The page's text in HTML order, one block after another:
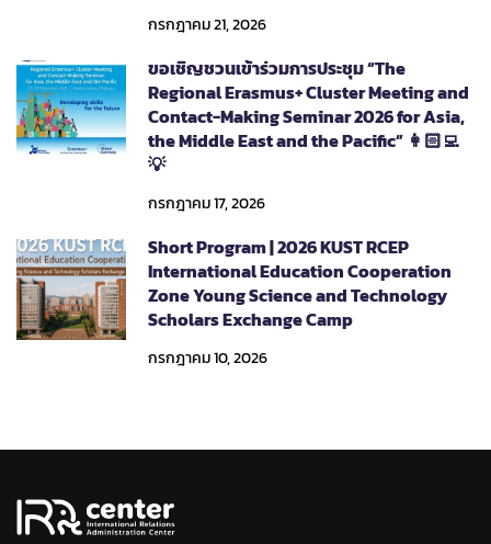
กรกฎาคม 21, 2026
ขอเชิญชวนเข้าร่วมการประชุม “The
Regional Erasmus+ Cluster Meeting and
Contact-Making Seminar 2026 for Asia,
the Middle East and the Pacific” 👩🏻‍💻
💡
กรกฎาคม 17, 2026
Short Program | 2026 KUST RCEP
International Education Cooperation
Zone Young Science and Technology
Scholars Exchange Camp
กรกฎาคม 10, 2026